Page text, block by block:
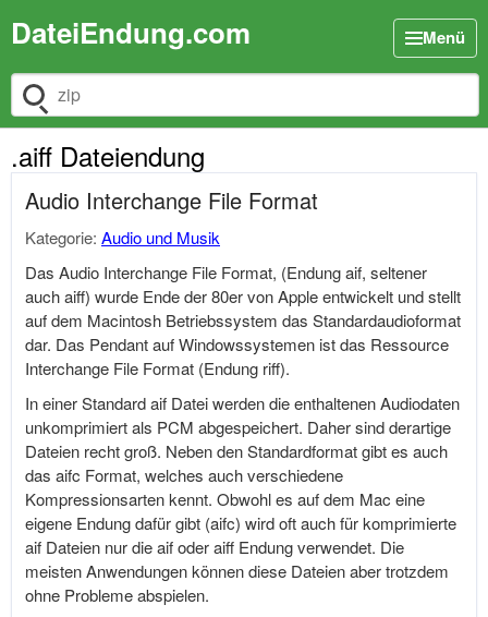
DateiEndung.com Menü
Dateiendung suchen
.aiff Dateiendung
Audio Interchange File Format
Kategorie: Audio und Musik
Das Audio Interchange File Format, (Endung aif, seltener
auch aiff) wurde Ende der 80er von Apple entwickelt und stellt
auf dem Macintosh Betriebssystem das Standardaudioformat
dar. Das Pendant auf Windowssystemen ist das Ressource
Interchange File Format (Endung riff).
In einer Standard aif Datei werden die enthaltenen Audiodaten
unkomprimiert als PCM abgespeichert. Daher sind derartige
Dateien recht groß. Neben den Standardformat gibt es auch
das aifc Format, welches auch verschiedene
Kompressionsarten kennt. Obwohl es auf dem Mac eine
eigene Endung dafür gibt (aifc) wird oft auch für komprimierte
aif Dateien nur die aif oder aiff Endung verwendet. Die
meisten Anwendungen können diese Dateien aber trotzdem
ohne Probleme abspielen.